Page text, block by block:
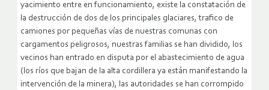
yacimiento entre en funcionamiento, existe la constatación de
la destrucción de dos de los principales glaciares, trafico de
camiones por pequeñas vías de nuestras comunas con
cargamentos peligrosos, nuestras familias se han dividido, los
vecinos han entrado en disputa por el abastecimiento de agua
(los ríos que bajan de la alta cordillera ya están manifestando la
intervención de la minera), las autoridades se han corrompido